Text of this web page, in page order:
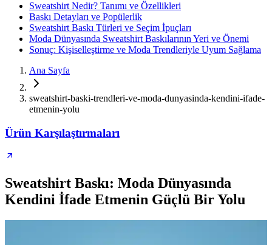
Sweatshirt Nedir? Tanımı ve Özellikleri
Baskı Detayları ve Popülerlik
Sweatshirt Baskı Türleri ve Seçim İpuçları
Moda Dünyasında Sweatshirt Baskılarının Yeri ve Önemi
Sonuç: Kişiselleştirme ve Moda Trendleriyle Uyum Sağlama
Ana Sayfa
sweatshirt-baski-trendleri-ve-moda-dunyasinda-kendini-ifade-
etmenin-yolu
Ürün Karşılaştırmaları
Sweatshirt Baskı: Moda Dünyasında
Kendini İfade Etmenin Güçlü Bir Yolu